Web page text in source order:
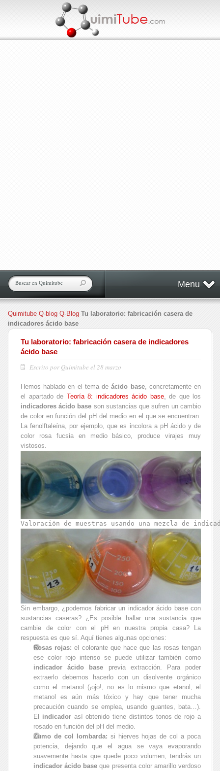
Menu
Quimitube Q-blog Q-Blog Tu laboratorio: fabricación casera de
indicadores ácido base
Tu laboratorio: fabricación casera de indicadores
ácido base
Escrito por Quimitube el 28 marzo
Hemos hablado en el tema deácido base, concretamente en
el apartado de Teoría 8: indicadores ácido base, de que los
indicadores ácido base son sustancias que sufren un cambio
de color en función del pH del medio en el que se encuentran.
La fenolftaleína, por ejemplo, que es incolora a pH ácido y de
color rosa fucsia en medio básico, produce virajes muy
vistosos.
Valoración de muestras usando una mezcla de
Sin embargo, ¿podemos fabricar un indicador ácido base con
sustancias caseras? ¿Es posible hallar una sustancia que
cambie de color con el pH en nuestra propia casa? La
respuesta es que sí. Aquí tienes algunas opciones:
Rosas rojas: el colorante que hace que las rosas tengan
ese color rojo intenso se puede utilizar también como
indicador ácido base previa extracción. Para poder
extraerlo debemos hacerlo con un disolvente orgánico
como el metanol (¡ojo!, no es lo mismo que etanol, el
metanol es aún más tóxico y hay que tener mucha
precaución cuando se emplea, usando guantes, bata…).
El indicadorasí obtenido tiene distintos tonos de rojo a
rosado en función del pH del medio.
Zumo de col lombarda: si hierves hojas de col a poca
potencia, dejando que el agua se vaya evaporando
suavemente hasta que quede poco volumen, tendrás un
indicador ácido baseque presenta color amarillo verdoso